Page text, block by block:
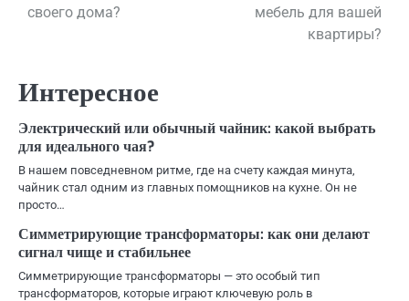
записям
своего дома?
мебель для вашей
квартиры?
Интересное
Электрический или обычный чайник: какой выбрать
для идеального чая?
В нашем повседневном ритме, где на счету каждая минута,
чайник стал одним из главных помощников на кухне. Он не
просто…
Симметрирующие трансформаторы: как они делают
сигнал чище и стабильнее
Симметрирующие трансформаторы — это особый тип
трансформаторов, которые играют ключевую роль в